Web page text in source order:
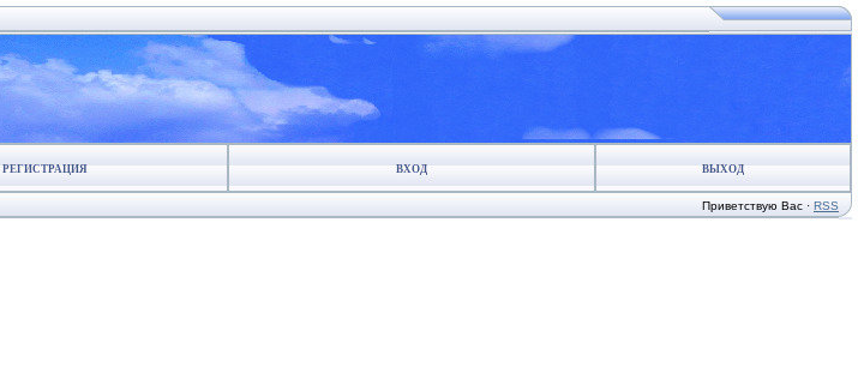
РЕГИСТРАЦИЯ ВХОД ВЫХОД
Приветствую Вас · RSS